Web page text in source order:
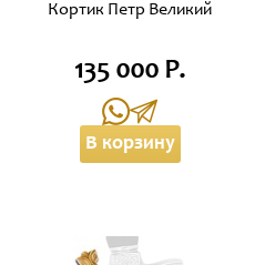
Кортик Петр Великий
135 000 Р.
В корзину